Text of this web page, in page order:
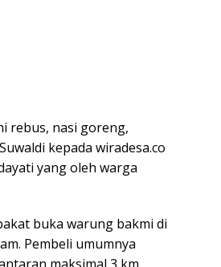
rebus, nasi goreng,
kepada wiradesa.co
yang oleh warga
buka warung bakmi di
Pembeli umumnya